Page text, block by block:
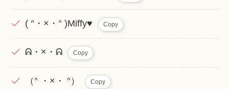
( ᐢ・×・ᐢ )Miffy♥ Copy
ᕱ・×・ᕱ Copy
（ᐢ ・×・ ᐢ） Copy